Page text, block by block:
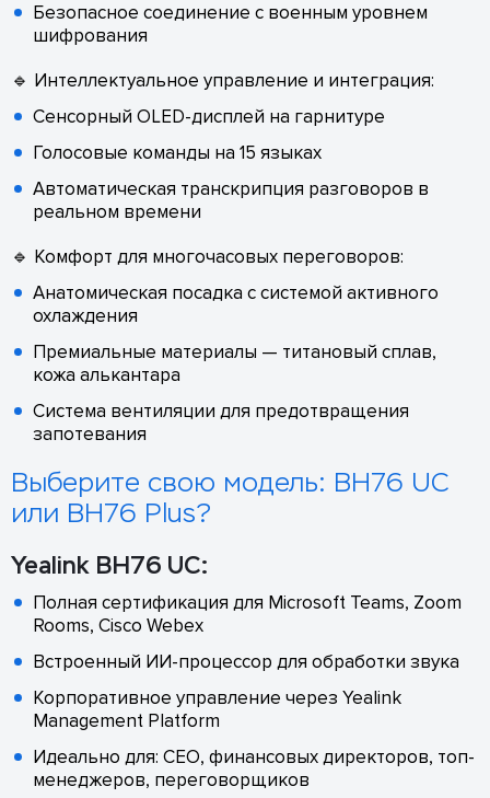
Безопасное соединение с военным уровнем
шифрования
🔹 Интеллектуальное управление и интеграция:
Сенсорный OLED-дисплей на гарнитуре
Голосовые команды на 15 языках
Автоматическая транскрипция разговоров в
реальном времени
🔹 Комфорт для многочасовых переговоров:
Анатомическая посадка с системой активного
охлаждения
Премиальные материалы — титановый сплав,
кожа алькантара
Система вентиляции для предотвращения
запотевания
Выберите свою модель: BH76 UC
или BH76 Plus?
Yealink BH76 UC:
Полная сертификация для Microsoft Teams, Zoom
Rooms, Cisco Webex
Встроенный ИИ-процессор для обработки звука
Корпоративное управление через Yealink
Management Platform
Идеально для: CEO, финансовых директоров, топ-
менеджеров, переговорщиков